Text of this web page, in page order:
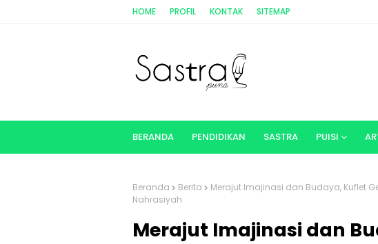
HOME PROFIL KONTAK SITEMAP
BERANDA PENDIDIKAN SASTRA PUISI
Beranda Berita
Merajut Imajinasi dan Budaya, Kuflet
Nahrasiyah
Merajut Imajinasi dan